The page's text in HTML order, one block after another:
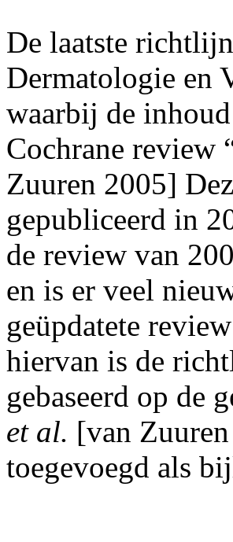
De laatste
Dermatologie en
waarbij de
Cochrane review
Zuuren 2005]
gepubliceerd in
de review van
en is er veel
geüpdatete
hiervan is de
gebaseerd op de
et al. [van
toegevoegd als